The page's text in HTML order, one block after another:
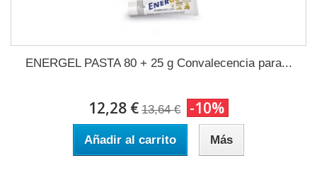
ENERGEL PASTA 80 + 25 g Convalecencia para...
12,28 € 13,64 € -10%
Añadir al carrito Más